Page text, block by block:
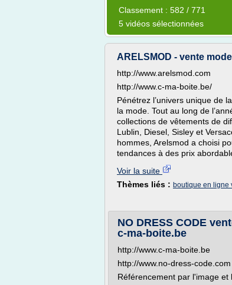
Classement : 582 / 771
5 vidéos sélectionnées
ARELSMOD - vente
http://www.arelsmod.com
http://www.c-ma-boite.be/
Pénétrez l’univers unique de
la mode. Tout au long de
collections de vêtements de
Lublin, Diesel, Sisley et
hommes, Arelsmod a choisi
tendances à des prix
Voir la suite
Thèmes liés : boutique en ligne
NO DRESS CODE
c-ma-boite.be
http://www.c-ma-boite.be
http://www.no-dress-code.com
Référencement par l'image et